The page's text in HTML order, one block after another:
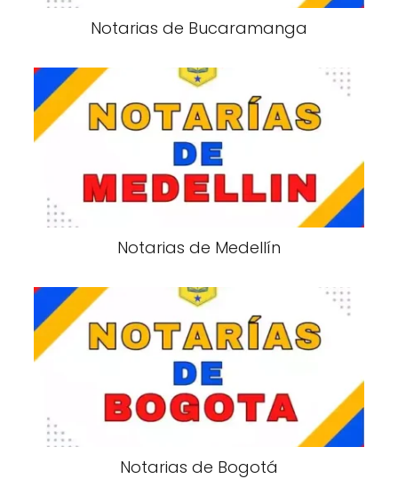
Notarias de Bucaramanga
Notarias de Medellín
Notarias de Bogotá